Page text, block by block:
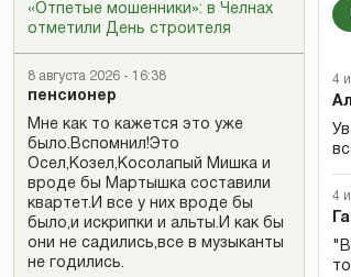
«Отпетые мошенники»: в Челнах
отметили День строителя
8 августа 2026 - 16:38
пенсионер
Мне как то кажется это уже
было.Вспомнил!Это
Осел,Козел,Косолапый Мишка и
вроде бы Мартышка составили
квартет.И все у них вроде бы
было,и искрипки и альты.И как бы
они не садились,все в музыканты
не годились.
4
4